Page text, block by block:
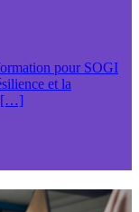
pour SOGI
et la
[…]